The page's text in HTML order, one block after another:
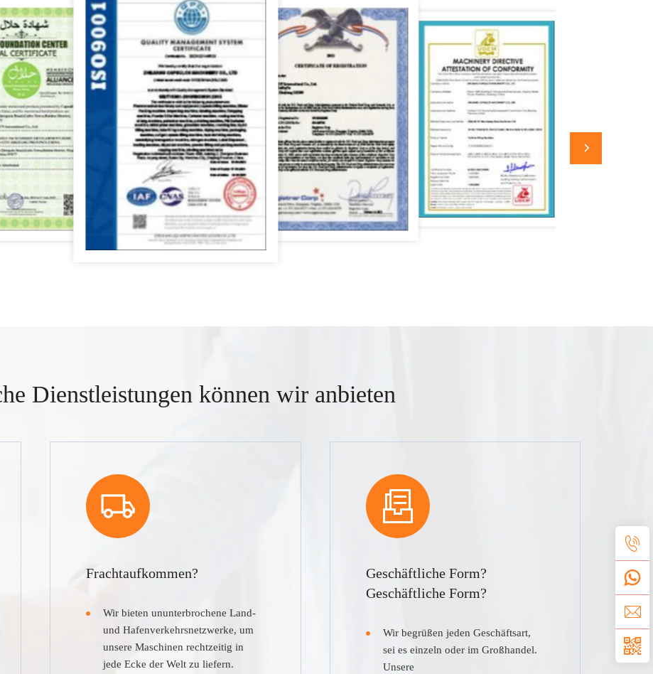
Dienstleistungen können wir anbieten
Frachtaufkommen?
Wir bieten ununterbrochene Land-
und Hafenverkehrsnetzwerke, um
unsere Maschinen rechtzeitig in
jede Ecke der Welt zu liefern.
Geschäftliche Form?
Geschäftliche Form?
Wir begrüßen jeden Geschäftsart,
sei es einzeln oder im Großhandel.
Unsere